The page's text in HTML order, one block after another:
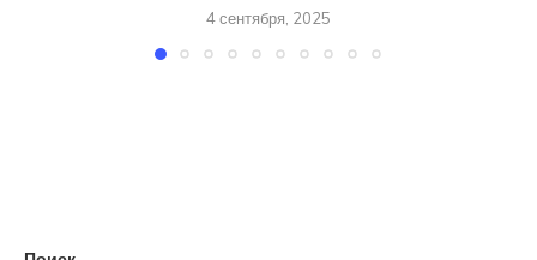
4 сентября, 2025